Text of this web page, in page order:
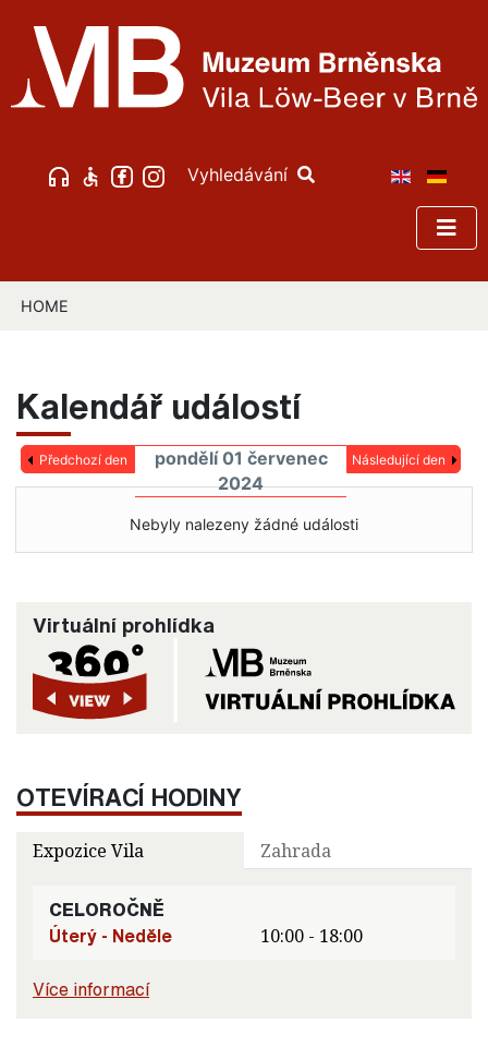
Vyhledávání
HOME
Kalendář událostí
Předchozí den
pondělí 01 červenec
2024
Následující den
Nebyly nalezeny žádné události
Virtuální prohlídka
OTEVÍRACÍ HODINY
Expozice Vila Zahrada
CELOROČNĚ
Úterý - Neděle
10:00 - 18:00
Více informací